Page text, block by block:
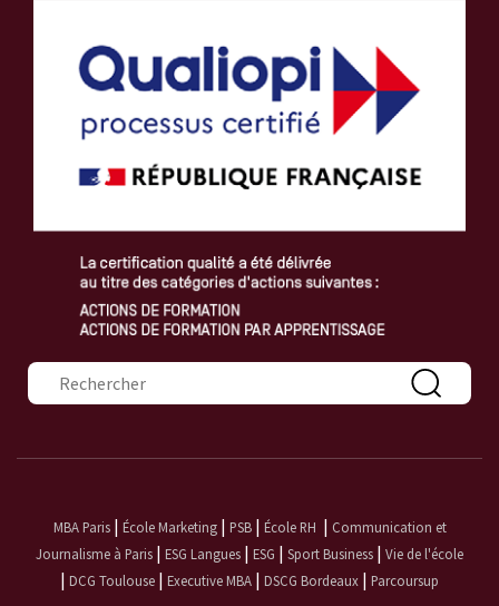
Formulaire de recherche
MBA Paris| École Marketing| PSB| École RH | Communication et
Journalisme à Paris | ESG Langues | ESG | Sport Business | Vie de l'école
| DCG Toulouse | Executive MBA | DSCG Bordeaux | Parcoursup